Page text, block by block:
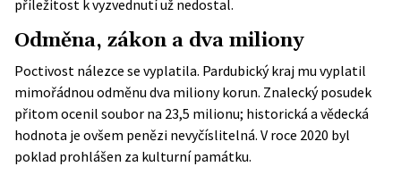
příležitost k vyzvednutí už nedostal.
Odměna, zákon a dva miliony
Poctivost nálezce se vyplatila. Pardubický kraj mu vyplatil
mimořádnou odměnu dva miliony korun. Znalecký posudek
přitom ocenil soubor na 23,5 milionu; historická a vědecká
hodnota je ovšem penězi nevyčíslitelná. V roce 2020 byl
poklad prohlášen za kulturní památku.